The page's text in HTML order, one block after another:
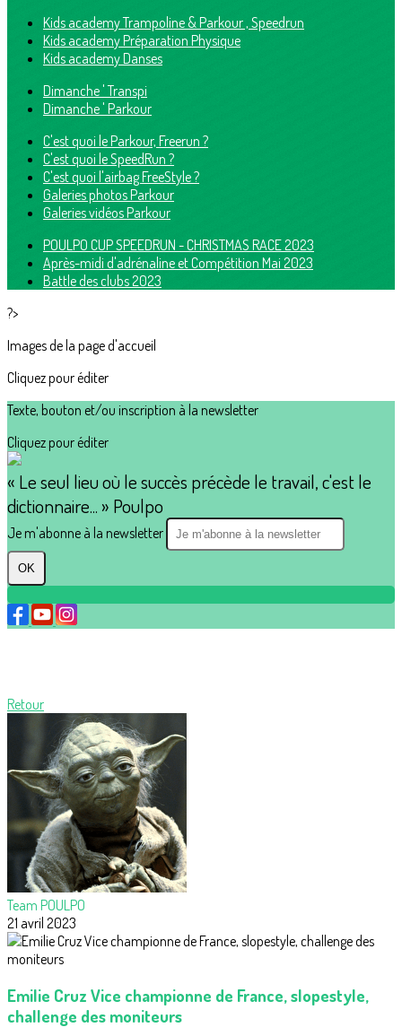
Kids academy Trampoline & Parkour , Speedrun
Kids academy Préparation Physique
Kids academy Danses
Dimanche ' Transpi
Dimanche ' Parkour
C'est quoi le Parkour, Freerun ?
C'est quoi le SpeedRun ?
C'est quoi l'airbag FreeStyle ?
Galeries photos Parkour
Galeries vidéos Parkour
POULPO CUP SPEEDRUN - CHRISTMAS RACE 2023
Après-midi d'adrénaline et Compétition Mai 2023
Battle des clubs 2023
?>
Images de la page d'accueil
Cliquez pour éditer
Texte, bouton et/ou inscription à la newsletter
Cliquez pour éditer
« Le seul lieu où le succès précède le travail, c'est le
dictionnaire... » Poulpo
Je m'abonne à la newsletter
OK
Retour
Team POULPO
21 avril 2023
Emilie Cruz Vice championne de France, slopestyle,
challenge des moniteurs